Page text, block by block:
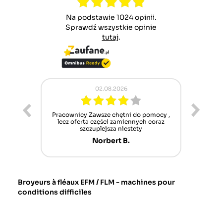
Na podstawie 1024 opinii.
Sprawdź wszystkie opinie
tutaj.
02.08.2026
Pracownicy Zawsze chętni do pomocy ,
lecz oferta części zamiennych coraz
szczuplejsza niestety
Norbert B.
Broyeurs à fléaux EFM / FLM - machines pour
conditions difficiles